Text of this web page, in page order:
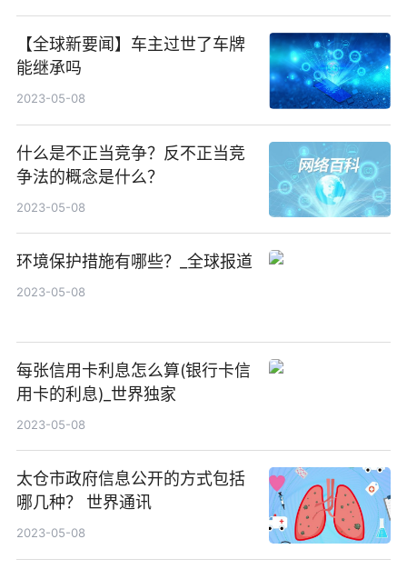
【全球新要闻】车主过世了车牌
能继承吗
2023-05-08
什么是不正当竞争？反不正当竞
争法的概念是什么？
2023-05-08
环境保护措施有哪些？_全球报道
2023-05-08
每张信用卡利息怎么算(银行卡信
用卡的利息)_世界独家
2023-05-08
太仓市政府信息公开的方式包括
哪几种？ 世界通讯
2023-05-08